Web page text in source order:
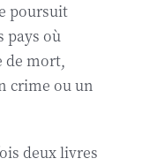
poursuit
pays où
de mort,
crime ou un
deux livres